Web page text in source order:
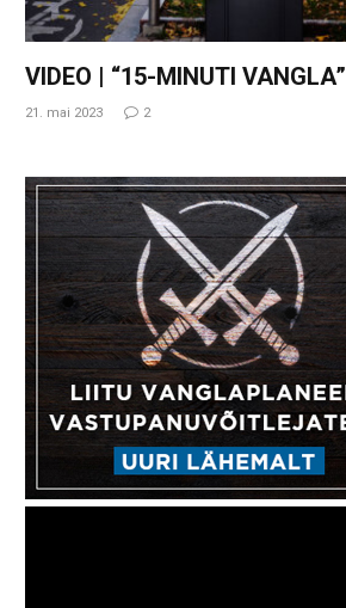
VIDEO | “15-MINUTI VANGLA”
21. mai 2023 2